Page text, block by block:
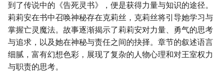
到了传说中的《告死灵书》，便是获得力量与知识的途径。
莉莉安在书中召唤神秘存在克莉丝，克莉丝将引导她学习与
掌握亡灵魔法。故事逐渐揭示了莉莉安对力量、勇气的思考
与追求，以及她在神秘与责任之间的抉择。章节的叙述语言
细腻，富有幻想色彩，展现了复杂的人物心理和对王室权力
与职责的思考。